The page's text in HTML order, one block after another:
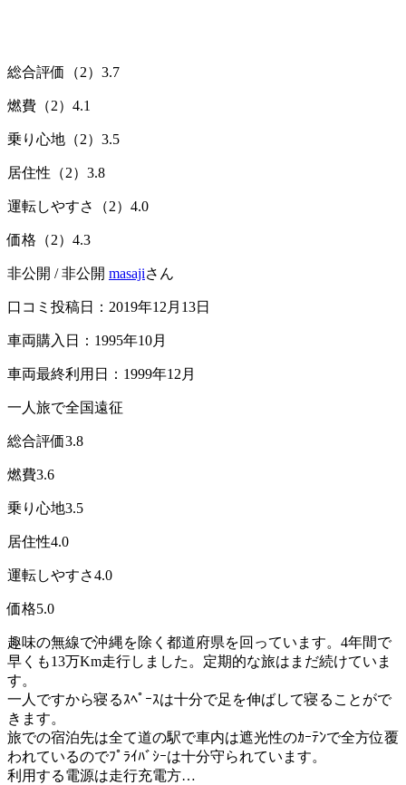
総合評価（2） 3.7
燃費（2） 4.1
乗り心地（2） 3.5
居住性（2） 3.8
運転しやすさ（2） 4.0
価格（2） 4.3
非公開 / 非公開 masajiさん
口コミ投稿日：2019年12月13日
車両購入日：1995年10月
車両最終利用日：1999年12月
一人旅で全国遠征
総合評価3.8
燃費3.6
乗り心地3.5
居住性4.0
運転しやすさ4.0
価格5.0
趣味の無線で沖縄を除く都道府県を回っています。4年間で
早くも13万Km走行しました。定期的な旅はまだ続けていま
す。
一人ですから寝るｽﾍﾟｰｽは十分で足を伸ばして寝ることがで
きます。
旅での宿泊先は全て道の駅で車内は遮光性のｶｰﾃﾝで全方位覆
われているのでﾌﾟﾗｲﾊﾞｼｰは十分守られています。
利用する電源は走行充電方…